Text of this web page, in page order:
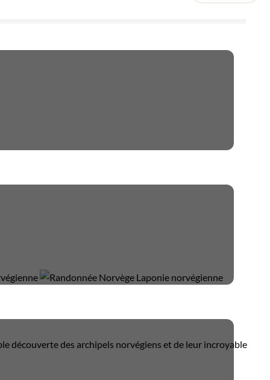
découverte des archipels norvégiens et de leur incroyable